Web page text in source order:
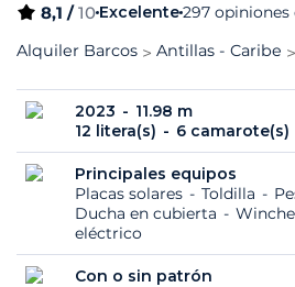
8,1 /10 Excelente297 opiniones
Alquiler Barcos
Antillas - Caribe
2023
11.98 m
12 litera(s)
6 camarote(s)
Principales equipos
Placas solares
Toldilla
Ducha en cubierta
eléctrico
Con o sin patrón